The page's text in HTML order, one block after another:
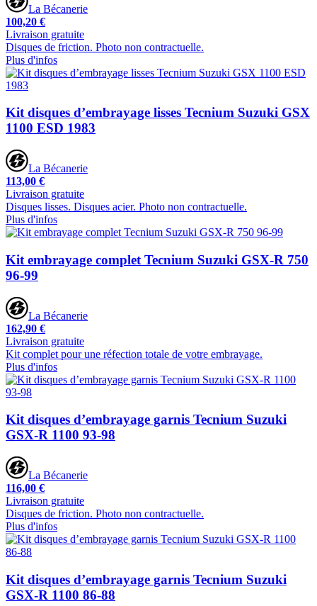
La Bécanerie
100,20 €
Livraison gratuite
Disques de friction. Photo non contractuelle.
Plus d'infos
Kit disques d’embrayage lisses Tecnium Suzuki GSX
1100 ESD 1983
La Bécanerie
113,00 €
Livraison gratuite
Disques lisses. Disques acier. Photo non contractuelle.
Plus d'infos
Kit embrayage complet Tecnium Suzuki GSX-R 750
96-99
La Bécanerie
162,90 €
Livraison gratuite
Kit complet pour une réfection totale de votre embrayage.
Plus d'infos
Kit disques d’embrayage garnis Tecnium Suzuki
GSX-R 1100 93-98
La Bécanerie
116,00 €
Livraison gratuite
Disques de friction. Photo non contractuelle.
Plus d'infos
Kit disques d’embrayage garnis Tecnium Suzuki
GSX-R 1100 86-88